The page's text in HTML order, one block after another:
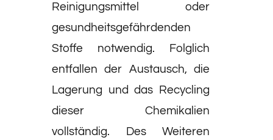
Reinigungsmittel oder
gesundheits­gefährdenden
Stoffe notwendig. Folglich
entfallen der Austausch, die
Lagerung und das Recycling
dieser Chemikalien
vollständig. Des Weiteren